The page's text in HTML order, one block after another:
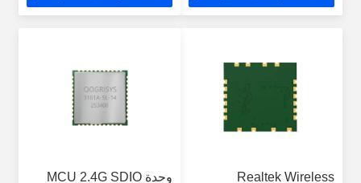
Realtek Wireless
وحدة MCU 2.4G SDIO